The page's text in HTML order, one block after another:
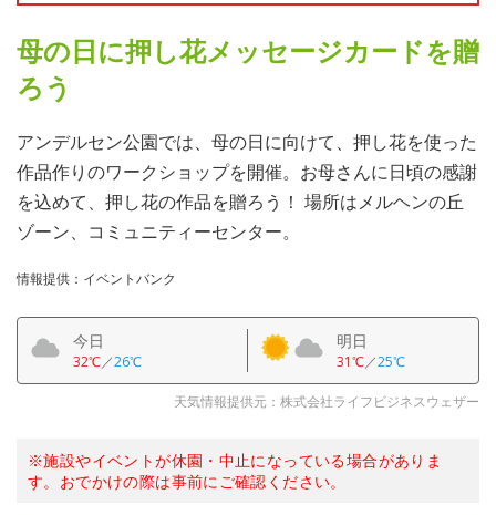
母の日に押し花メッセージカードを贈
ろう
アンデルセン公園では、母の日に向けて、押し花を使った
作品作りのワークショップを開催。お母さんに日頃の感謝
を込めて、押し花の作品を贈ろう！ 場所はメルヘンの丘
ゾーン、コミュニティーセンター。
情報提供：イベントバンク
今日
32℃／26℃
明日
31℃／25℃
天気情報提供元：株式会社ライフビジネスウェザー
※施設やイベントが休園・中止になっている場合がありま
す。おでかけの際は事前にご確認ください。